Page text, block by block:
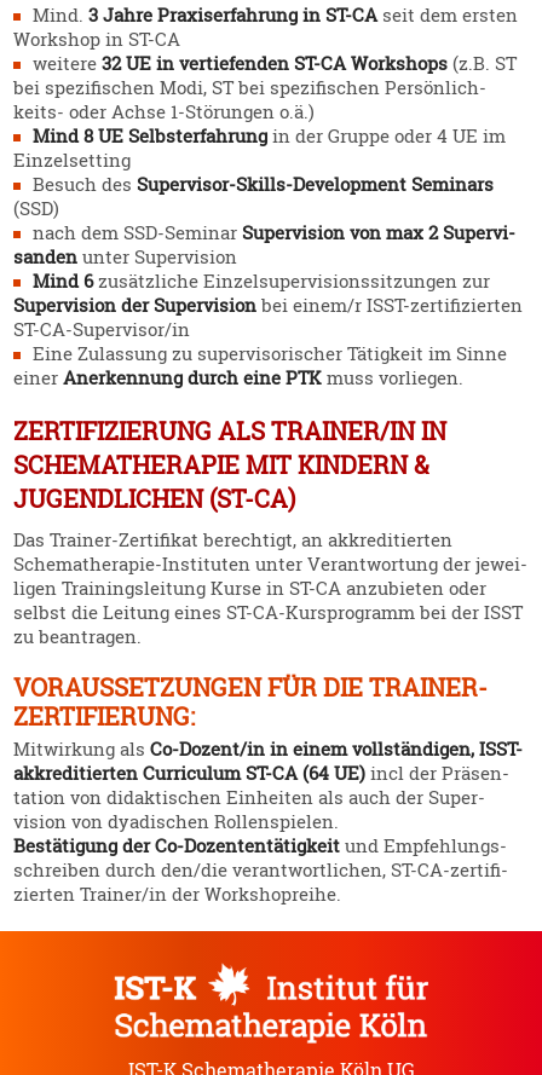
Mind.3 Jahre Praxis­er­fahrung in ST-CAseit dem ersten
Workshop in ST-CA
weitere32 UE in vertie­fenden ST-CA Workshops(z.B. ST
bei spezi­fi­schen Modi, ST bei spezi­fi­schen Persön­lich­
keits- oder Achse 1‑Störungen o.ä.)
Mind 8 UE Selbst­er­fahrungin der Gruppe oder 4 UE im
Einzel­setting
Besuch desSuper­visor-Skills-Develo­pment Seminars
(SSD)
nach dem SSD-SeminarSuper­vision von max 2 Super­vi­
sandenunter Super­vision
Mind 6zusätz­liche Einzel­su­per­vi­si­ons­sit­zungen zur
Super­vision der Super­visionbei einem/r ISST-zerti­fi­zierten
ST-CA-Super­vi­sor/in
Eine Zulassung zu super­vi­so­ri­scher Tätigkeit im Sinne
einerAnerkennung durch eine PTKmuss vorliegen.
ZERTIFIZIERUNG ALS TRAINER/IN IN
SCHEMATHERAPIE MIT KINDERN &
JUGENDLICHEN (ST-CA)
Das Trainer-Zerti­fikat berechtigt, an akkre­di­tierten
Schema­the­rapie-Insti­tuten unter Verant­wortung der jewei­
ligen Trainings­leitung Kurse in ST-CA anzubieten oder
selbst die Leitung eines ST-CA-Kurspro­gramm bei der ISST
zu beantragen.
VORAUS­SET­ZUNGEN FÜR DIE TRAINER-
ZERTI­FIERUNG:
Mitwirkung alsCo-Dozent/in in einem vollstän­digen, ISST-
akkre­di­tierten Curri­culum ST-CA (64 UE)incl der Präsen­
tation von didak­ti­schen Einheiten als auch der Super­
vision von dyadi­schen Rollen­spielen.
Bestä­tigung der Co-Dozen­ten­tä­tigkeitund Empfeh­lungs­
schreiben durch den/die verant­wort­lichen, ST-CA-zerti­fi­
zierten Trainer/in der Workshop­reihe.